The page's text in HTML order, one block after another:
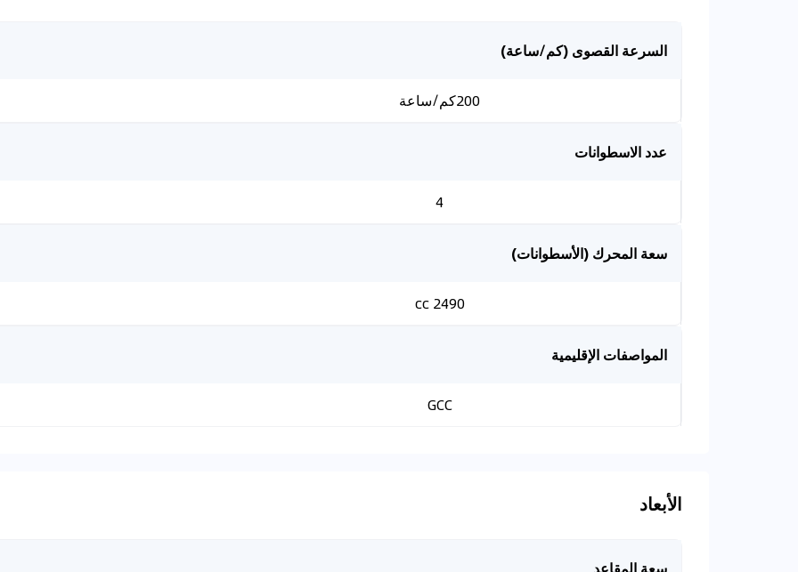
السرعة القصوى (كم/ساعة)
200كم/ساعة
عدد الاسطوانات
4
سعة المحرك (الأسطوانات)
2490 cc
المواصفات الإقليمية
GCC
الأبعاد